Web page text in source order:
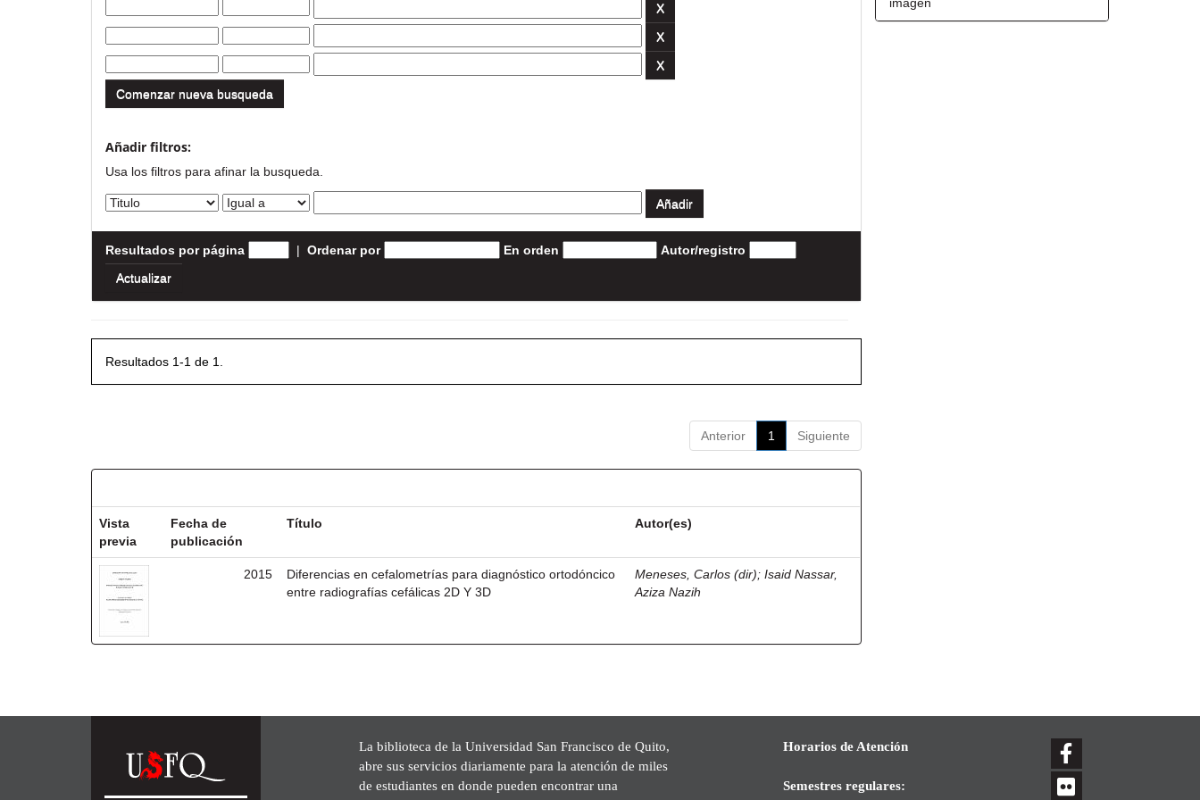
Comenzar nueva busqueda
Añadir filtros:
Usa los filtros para afinar la busqueda.
Resultados por página | Ordenar por En orden Autor/registro
Resultados 1-1 de 1.
Anterior 1 Siguiente
Vista
previa
Fecha de
publicación
Título Autor(es)
2015
Diferencias en cefalometrías para diagnóstico ortodóncico
entre radiografías cefálicas 2D Y 3D
Meneses, Carlos (dir);Isaid Nassar,
Aziza Nazih
La biblioteca de la Universidad San Francisco de Quito,
abre sus servicios diariamente para la atención de miles
de estudiantes en donde pueden encontrar una
Horarios de Atención
Semestres regulares: